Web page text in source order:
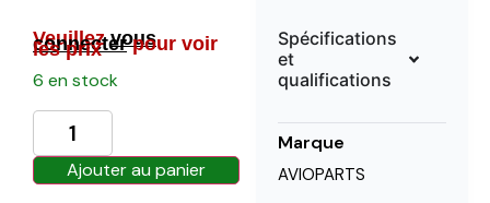
Veuillezvous
connecterpour voir
les prix
6 en stock
Ajouter au panier
Spécifications
et
qualifications
Marque
AVIOPARTS